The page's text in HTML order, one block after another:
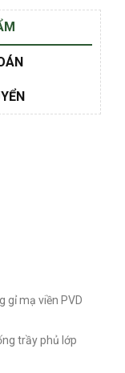
gỉ mạ viền PVD
trầy phủ lớp